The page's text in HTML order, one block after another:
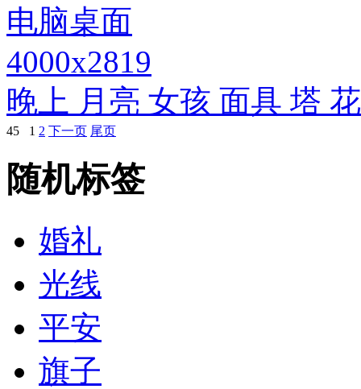
4000x2819
晚上 月亮 女孩 面具 塔
45 1 2 下一页 尾页
随机标签
婚礼
光线
平安
旗子